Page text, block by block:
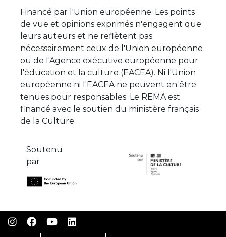
Financé par l'Union européenne. Les points
de vue et opinions exprimés n'engagent que
leurs auteurs et ne reflètent pas
nécessairement ceux de l'Union européenne
ou de l'Agence exécutive européenne pour
l'éducation et la culture (EACEA). Ni l'Union
européenne ni l'EACEA ne peuvent en être
tenues pour responsables. Le REMA est
financé avec le soutien du ministère français
de la Culture.
Soutenu
par